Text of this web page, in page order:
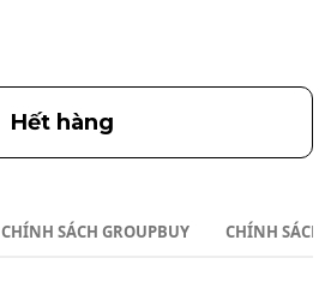
Hết hàng
CHÍNH SÁCH GROUPBUY CHÍNH SÁCH